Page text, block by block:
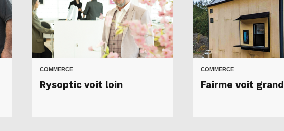
COMMERCE
Rysoptic voit loin
COMMERCE
Fairme voit grand